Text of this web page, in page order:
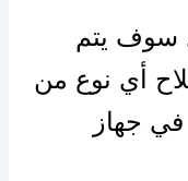
سوف يتم
أي نوع من
جهاز